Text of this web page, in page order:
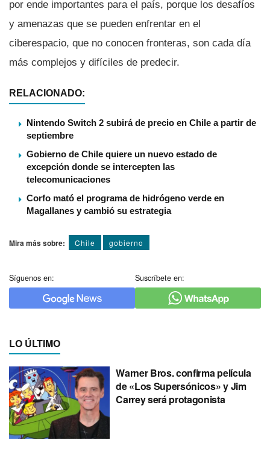
por ende importantes para el paí­s, porque los desafí­os
y amenazas que se pueden enfrentar en el
ciberespacio, que no conocen fronteras, son cada dí­a
más complejos y difí­ciles de predecir.
RELACIONADO:
Nintendo Switch 2 subirá de precio en Chile a partir de
septiembre
Gobierno de Chile quiere un nuevo estado de
excepción donde se intercepten las
telecomunicaciones
Corfo mató el programa de hidrógeno verde en
Magallanes y cambió su estrategia
Mira más sobre: Chile gobierno
Síguenos en: Suscríbete en:
LO ÚLTIMO
Warner Bros. confirma película
de «Los Supersónicos» y Jim
Carrey será protagonista